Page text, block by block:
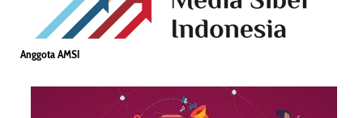
Anggota AMSI